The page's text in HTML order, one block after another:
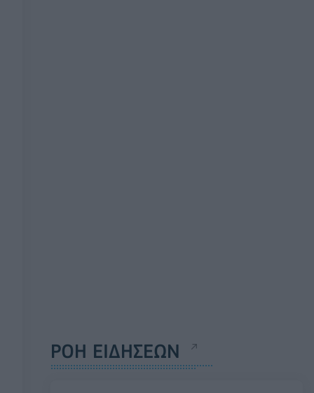
ΡΟΗ ΕΙΔΗΣΕΩΝ